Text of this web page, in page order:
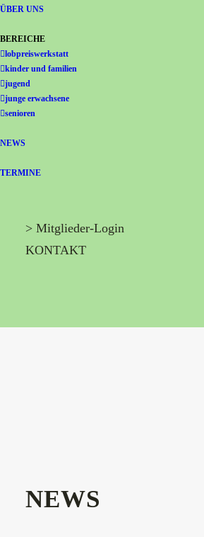
Gemeinschaft Immanuel
ÜBER UNS
BEREICHE
lobpreiswerkstatt
kinder und familien
jugend
junge erwachsene
senioren
NEWS
TERMINE
> Mitglieder-Login
KONTAKT
NEWS